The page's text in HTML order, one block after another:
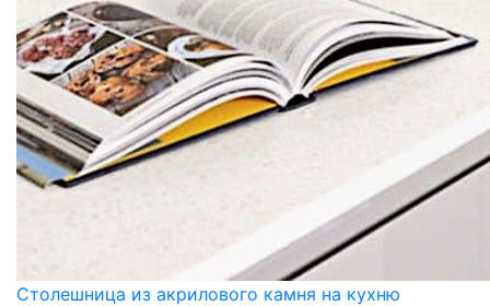
Столешница из акрилового камня на кухню